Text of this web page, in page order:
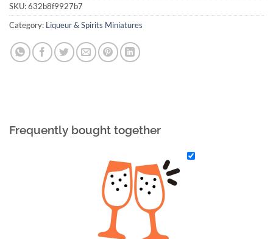
SKU:632b8f9927b7
Category: Liqueur & Spirits Miniatures
Frequently bought together